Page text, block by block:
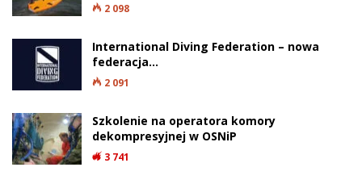
2 098
International Diving Federation – nowa
federacja…
2 091
Szkolenie na operatora komory
dekompresyjnej w OSNiP
3 741